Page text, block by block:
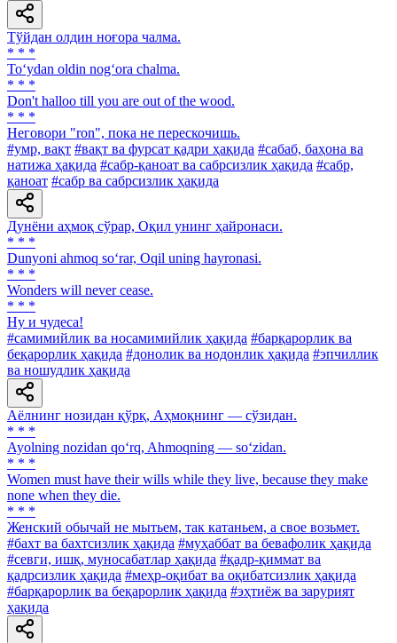
Тўйдан олдин ноғора чалма.
* * *
To‘ydan oldin nog‘ora chalma.
* * *
Don't halloo till you are out of the wood.
* * *
Heговори "ron", пока не перескочишь.
#умр, вақт #вақт ва фурсат қадри ҳақида #сабаб, баҳона ва
натижа ҳақида #сабр-қаноат ва сабрсизлик ҳақида #сабр,
қаноат #сабр ва сабрсизлик ҳақида
Дунёни аҳмоқ сўрар, Оқил унинг ҳайронаси.
* * *
Dunyoni ahmoq so‘rar, Oqil uning hayronasi.
* * *
Wonders will never cease.
* * *
Ну и чудеса!
#самимийлик ва носамимийлик ҳақида #барқарорлик ва
беқарорлик ҳақида #донолик ва нодонлик ҳақида #эпчиллик
ва ношудлик ҳақида
Аёлнинг нозидан қўрқ, Аҳмоқнинг — сўзидан.
* * *
Ayolning nozidan qo‘rq, Ahmoqning — so‘zidan.
* * *
Women must have their wills while they live, because they make
none when they die.
* * *
Женский обычай не мытьем, так катаньем, а свое возьмет.
#бахт ва бахтсизлик ҳақида #муҳаббат ва бевафолик ҳақида
#севги, ишқ, муносабатлар ҳақида #қадр-қиммат ва
қадрсизлик ҳақида #меҳр-оқибат ва оқибатсизлик ҳақида
#барқарорлик ва беқарорлик ҳақида #эҳтиёж ва зарурият
ҳақида